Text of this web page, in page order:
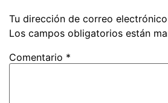
Tu dirección de correo
Los campos obligatorios están
Comentario *